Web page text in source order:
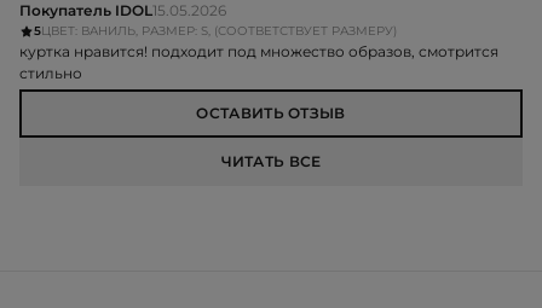
Покупатель IDOL15.05.2026
5ЦВЕТ: ВАНИЛЬ, РАЗМЕР: S, (СООТВЕТСТВУЕТ РАЗМЕРУ)
куртка нравится! подходит под множество образов, смотрится
стильно
ОСТАВИТЬ ОТЗЫВ
ЧИТАТЬ ВСЕ